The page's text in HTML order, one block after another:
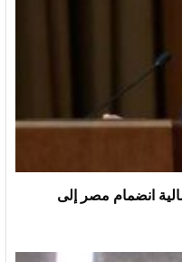
انضمام مصر إلى